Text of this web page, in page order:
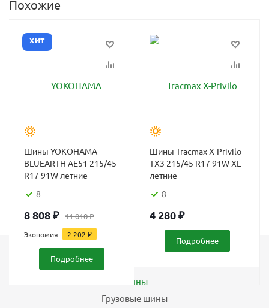
Похожие
ХИТ
Шины YOKOHAMA
BLUEARTH AE51 215/45
R17 91W летние
8
8 808₽ 11 010₽
Экономия 2 202 ₽
Подробнее
Шины Tracmax X-Privilo
TX3 215/45 R17 91W XL
летние
8
4 280₽
Подробнее
Шины
Грузовые шины